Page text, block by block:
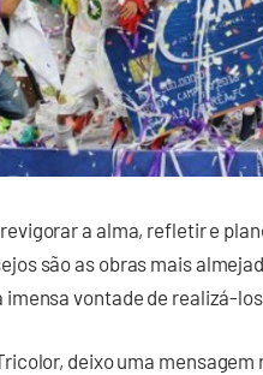
a alma, refletir e
são as obras mais
imensa vontade de realizá-
deixo uma